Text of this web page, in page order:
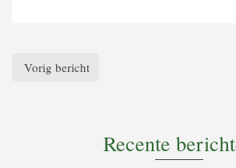
Vorig bericht
Recente